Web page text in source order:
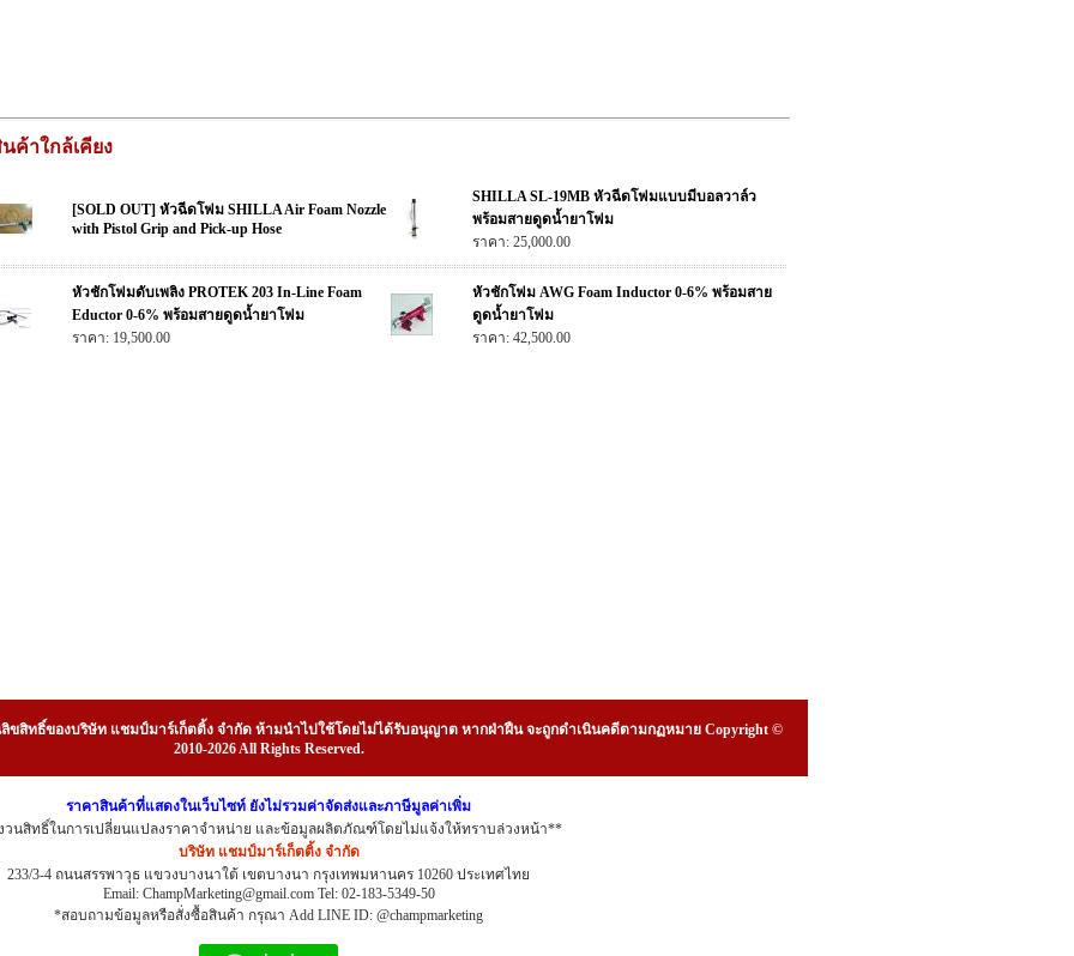
ค้าใกล้เคียง
[SOLD OUT] หัวฉีดโฟม SHILLA Air Foam Nozzle
with Pistol Grip and Pick-up Hose
SHILLA SL-19MB หัวฉีดโฟมแบบมีบอลวาล์ว
พร้อมสายดูดน้ำยาโฟม
ราคา: 25,000.00
หัวชักโฟมดับเพลิง PROTEK 203 In-Line Foam
Eductor 0-6% พร้อมสายดูดน้ำยาโฟม
ราคา: 19,500.00
หัวชักโฟม AWG Foam Inductor 0-6% พร้อมสาย
ดูดน้ำยาโฟม
ราคา: 42,500.00
ขสิทธิ์ของบริษัท แชมป์มาร์เก็ตติ้ง จำกัด ห้ามนำไปใช้โดยไม่ได้รับอนุญาต หากฝ่าฝืน จะถูกดำเนินคดีตามกฏหมาย Copyright ©
2010-2026 All Rights Reserved.
ราคาสินค้าที่แสดงในเว็บไซท์ ยังไม่รวมค่าจัดส่งและภาษีมูลค่าเพิ่ม
วนสิทธิ์ในการเปลี่ยนแปลงราคาจำหน่าย และข้อมูลผลิตภัณฑ์โดยไม่แจ้งให้ทราบล่วงหน้า**
บริษัท แชมป์มาร์เก็ตติ้ง จำกัด
233/3-4 ถนนสรรพาวุธ แขวงบางนาใต้ เขตบางนา กรุงเทพมหานคร 10260 ประเทศไทย
Email: ChampMarketing@gmail.com Tel: 02-183-5349-50
*สอบถามข้อมูลหรือสั่งซื้อสินค้า กรุณา Add LINE ID: @champmarketing